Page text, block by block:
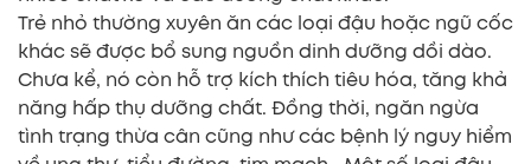
Trẻ nhỏ thường xuyên ăn các loại đậu hoặc ngũ cốc
khác sẽ được bổ sung nguồn dinh dưỡng dồi dào.
Chưa kể, nó còn hỗ trợ kích thích tiêu hóa, tăng khả
năng hấp thụ dưỡng chất. Đồng thời, ngăn ngừa
tình trạng thừa cân cũng như các bệnh lý nguy hiểm